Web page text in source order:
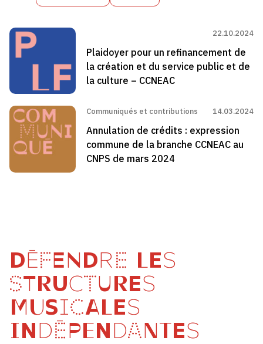
22.10.2024
Plaidoyer pour un refinancement de
la création et du service public et de
la culture – CCNEAC
Communiqués et contributions 14.03.2024
Annulation de crédits : expression
commune de la branche CCNEAC au
CNPS de mars 2024
DÉFENDRE LES
STRUCTURES
MUSICALES
INDÉPENDANTES